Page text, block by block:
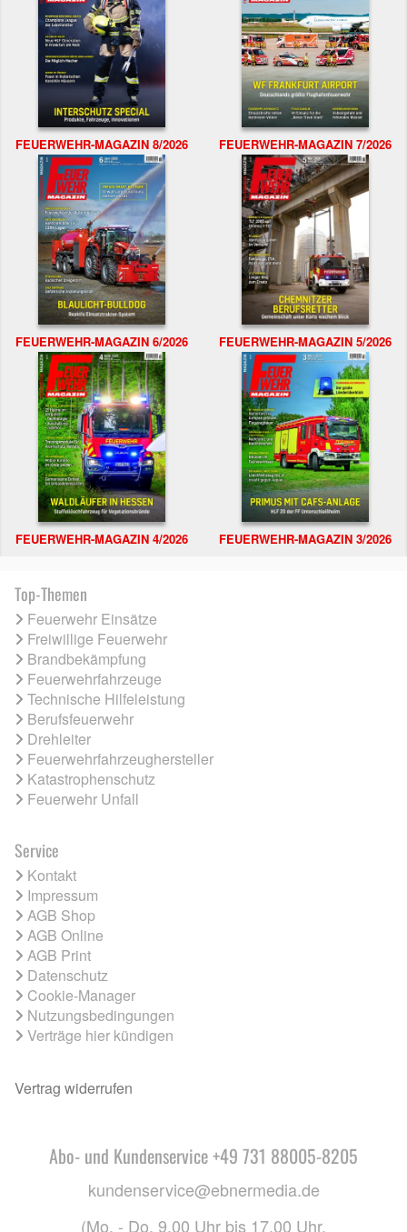
FEUERWEHR-MAGAZIN 8/2026 FEUERWEHR-MAGAZIN 7/2026
FEUERWEHR-MAGAZIN 6/2026 FEUERWEHR-MAGAZIN 5/2026
FEUERWEHR-MAGAZIN 4/2026 FEUERWEHR-MAGAZIN 3/2026
Top-Themen
Feuerwehr Einsätze
Freiwillige Feuerwehr
Brandbekämpfung
Feuerwehrfahrzeuge
Technische Hilfeleistung
Berufsfeuerwehr
Drehleiter
Feuerwehrfahrzeughersteller
Katastrophenschutz
Feuerwehr Unfall
Service
Kontakt
Impressum
AGB Shop
AGB Online
AGB Print
Datenschutz
Cookie-Manager
Nutzungsbedingungen
Verträge hier kündigen
Vertrag widerrufen
Abo- und Kundenservice +49 731 88005-8205
kundenservice@ebnermedia.de
(Mo. - Do. 9.00 Uhr bis 17.00 Uhr,